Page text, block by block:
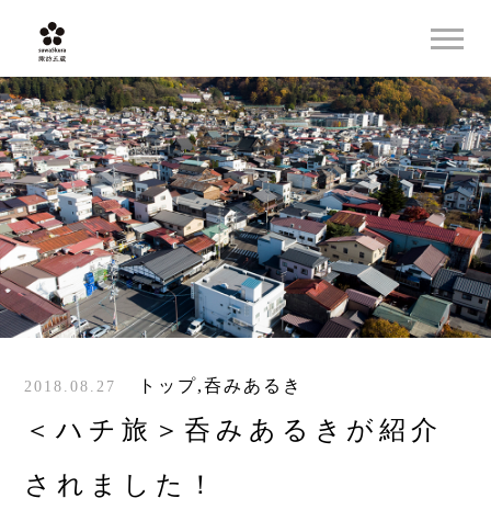
2018.08.27 トップ,呑みあるき
＜ハチ旅＞呑みあるきが紹介
されました！